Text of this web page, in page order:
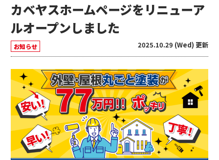
カベヤスホームページをリニューア
ルオープンしました
お知らせ 2025.10.29 (Wed) 更新